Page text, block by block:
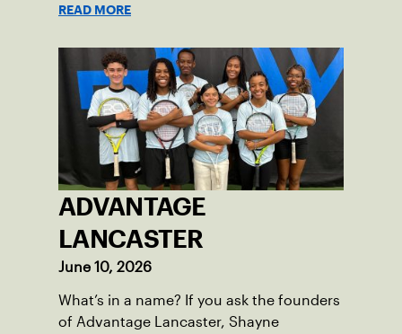
READ MORE
ADVANTAGE
LANCASTER
June 10, 2026
What’s in a name? If you ask the founders
of Advantage Lancaster, Shayne